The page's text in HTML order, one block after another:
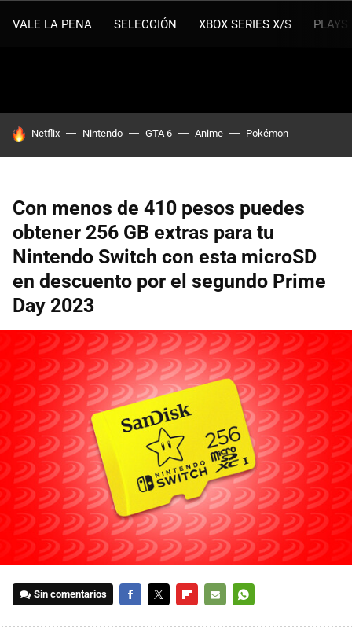
VALE LA PENA SELECCIÓN XBOX SERIES X/S
HOY SE HABLA DE
Netflix Nintendo GTA 6 Anime Pokémon
Con menos de 410 pesos puedes
obtener 256 GB extras para tu
Nintendo Switch con esta microSD
en descuento por el segundo Prime
Day 2023
Sin comentarios